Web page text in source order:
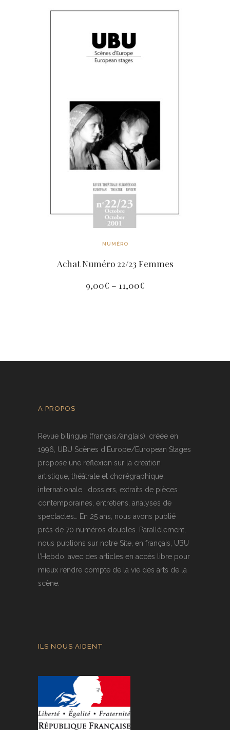
NUMÉRO
Achat Numéro 22/23 Femmes
9,00€ – 11,00€
A PROPOS
Revue bilingue (français/anglais), créée en
1996, UBU Scènes d’Europe/European Stages
propose une réflexion sur la création
artistique, théâtrale et chorégraphique,
internationale : dossiers, extraits de pièces
contemporaines, entretiens, analyses de
spectacles… En 25 ans, nous avons publié
près de 70 numéros doubles. Parallèlement,
nous publions sur notre Site, en français, UBU
l’Hebdo, avec des articles en accès libre pour
mieux rendre compte de la vie des arts de la
scène.
ILS NOUS AIDENT